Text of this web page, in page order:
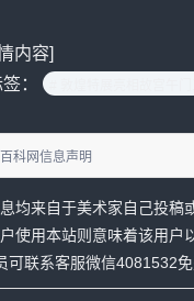
内容]
：
科网信息声明
均来自于美术家自己投稿
使用本站则意味着该用户
可联系客服微信4081532免